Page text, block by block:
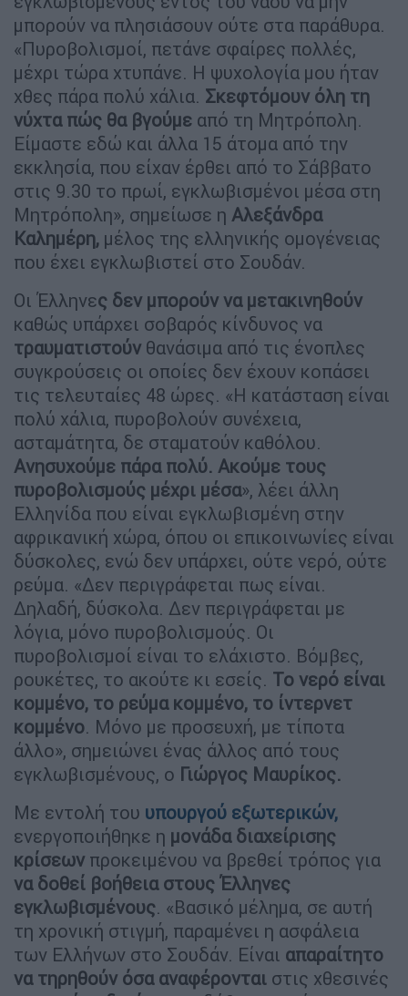
μπορούν να πλησιάσουν ούτε στα παράθυρα.
«Πυροβολισμοί, πετάνε σφαίρες πολλές,
μέχρι τώρα χτυπάνε. Η ψυχολογία μου ήταν
χθες πάρα πολύ χάλια. Σκεφτόμουν όλη τη
νύχτα πώς θα βγούμε από τη Μητρόπολη.
Είμαστε εδώ και άλλα 15 άτομα από την
εκκλησία, που είχαν έρθει από το Σάββατο
στις 9.30 το πρωί, εγκλωβισμένοι μέσα στη
Μητρόπολη», σημείωσε η Αλεξάνδρα
Καλημέρη, μέλος της ελληνικής ομογένειας
που έχει εγκλωβιστεί στο Σουδάν.
Οι Έλληνες δεν μπορούν να μετακινηθούν
καθώς υπάρχει σοβαρός κίνδυνος να
τραυματιστούν θανάσιμα από τις ένοπλες
συγκρούσεις οι οποίες δεν έχουν κοπάσει
τις τελευταίες 48 ώρες. «Η κατάσταση είναι
πολύ χάλια, πυροβολούν συνέχεια,
ασταμάτητα, δε σταματούν καθόλου.
Ανησυχούμε πάρα πολύ. Ακούμε τους
πυροβολισμούς μέχρι μέσα», λέει άλλη
Ελληνίδα που είναι εγκλωβισμένη στην
αφρικανική χώρα, όπου οι επικοινωνίες είναι
δύσκολες, ενώ δεν υπάρχει, ούτε νερό, ούτε
ρεύμα. «Δεν περιγράφεται πως είναι.
Δηλαδή, δύσκολα. Δεν περιγράφεται με
λόγια, μόνο πυροβολισμούς. Οι
πυροβολισμοί είναι το ελάχιστο. Βόμβες,
ρουκέτες, το ακούτε κι εσείς. Το νερό είναι
κομμένο, το ρεύμα κομμένο, το ίντερνετ
κομμένο. Μόνο με προσευχή, με τίποτα
άλλο», σημειώνει ένας άλλος από τους
εγκλωβισμένους, ο Γιώργος Μαυρίκος.
Με εντολή του υπουργού εξωτερικών,
ενεργοποιήθηκε η μονάδα διαχείρισης
κρίσεων προκειμένου να βρεθεί τρόπος για
να δοθεί βοήθεια στους Έλληνες
εγκλωβισμένους. «Βασικό μέλημα, σε αυτή
τη χρονική στιγμή, παραμένει η ασφάλεια
των Ελλήνων στο Σουδάν. Είναι απαραίτητο
να τηρηθούν όσα αναφέρονται στις χθεσινές